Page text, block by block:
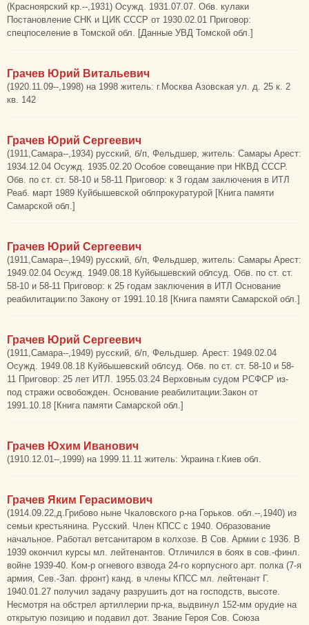
(Красноярский кр.--,1931) Осужд. 1931.07.07. Обв. кулаки
Постановление СНК и ЦИК СССР от 1930.02.01 Приговор:
спецпоселение в Томской обл. [Данные УВД Томской обл.]
Грачев Юрий Витальевич
(1920.11.09--,1998) на 1998 житель: г.Москва Азовская ул. д. 25 к. 2
кв. 142
Грачев Юрий Сергеевич
(1911,Самара--,1934) русский, б/п, Фельдшер, житель: Самары Арест:
1934.12.04 Осужд. 1935.02.20 Особое совещание при НКВД СССР.
Обв. по ст. ст. 58-10 и 58-11 Приговор: к 3 годам заключения в ИТЛ
Реаб. март 1989 Куйбышевской облпрокуратурой [Книга памяти
Самарской обл.]
Грачев Юрий Сергеевич
(1911,Самара--,1949) русский, б/п, Фельдшер, житель: Самары Арест:
1949.02.04 Осужд. 1949.08.18 Куйбышевский облсуд. Обв. по ст. ст.
58-10 и 58-11 Приговор: к 25 годам заключения в ИТЛ Основание
реабилитации:по Закону от 1991.10.18 [Книга памяти Самарской обл.]
Грачев Юрий Сергеевич
(1911,Самара--,1949) русский, б/п, Фельдшер. Арест: 1949.02.04
Осужд. 1949.08.18 Куйбышевский облсуд. Обв. по ст. ст. 58-10 и 58-
11 Приговор: 25 лет ИТЛ. 1955.03.24 Верховным судом РСФСР из-
под стражи освобожден. Основание реабилитации:Закон от
1991.10.18 [Книга памяти Самарской обл.]
Грачев Юхим Иванович
(1910.12.01--,1999) на 1999.11.11 житель: Украина г.Киев обл.
Грачев Яким Герасимович
(1914.09.22,д.Грибово ныне Чкаловского р-на Горьков. обл.--,1940) из
семьи крестьянина. Русский. Член КПСС с 1940. Образование
начальное. Работал ветсанитаром в колхозе. В Сов. Армии с 1936. В
1939 окончил курсы мл. лейтенантов. Отличился в боях в сов.-финл.
войне 1939-40. Ком-р огневого взвода 24-го корпусного арт. полка (7-я
армия, Сев.-Зап. фронт) канд. в члены КПСС мл. лейтенант Г.
1940.01.27 получил задачу разрушить дот на господств, высоте.
Несмотря на обстрел артиллерии пр-ка, выдвинул 152-мм орудие на
открытую позицию и подавил дот. Звание Героя Сов. Союза